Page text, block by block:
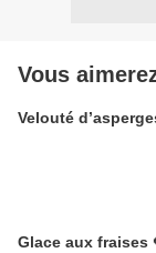
Vous
Velouté
Glace aux fraises